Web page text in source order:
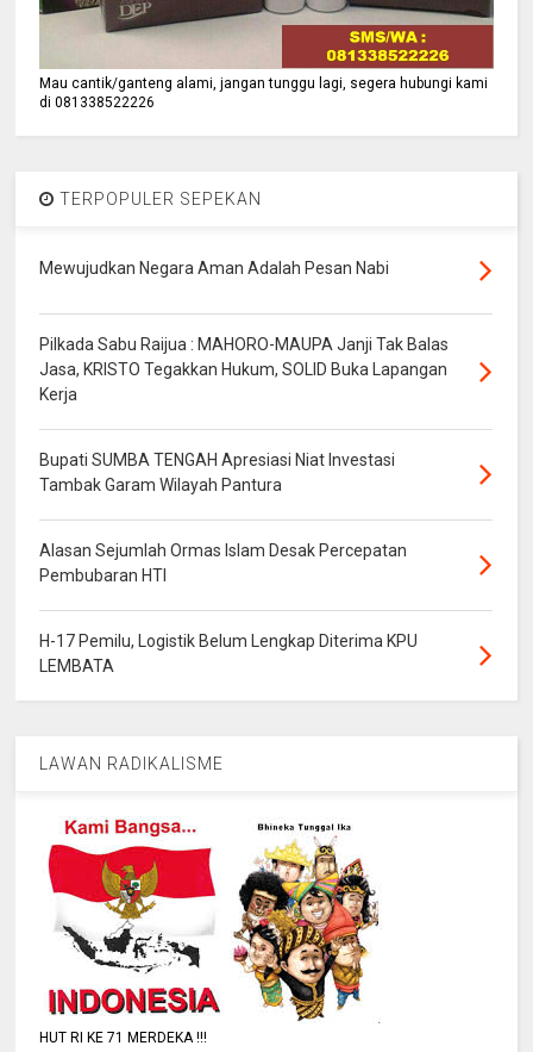
Mau cantik/ganteng alami, jangan tunggu lagi, segera hubungi kami
di 081338522226
TERPOPULER SEPEKAN
Mewujudkan Negara Aman Adalah Pesan Nabi
Pilkada Sabu Raijua : MAHORO-MAUPA Janji Tak Balas
Jasa, KRISTO Tegakkan Hukum, SOLID Buka Lapangan
Kerja
Bupati SUMBA TENGAH Apresiasi Niat Investasi
Tambak Garam Wilayah Pantura
Alasan Sejumlah Ormas Islam Desak Percepatan
Pembubaran HTI
H-17 Pemilu, Logistik Belum Lengkap Diterima KPU
LEMBATA
LAWAN RADIKALISME
HUT RI KE 71 MERDEKA !!!